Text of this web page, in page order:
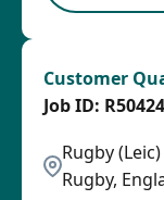
Customer
Rugby
Rugby,